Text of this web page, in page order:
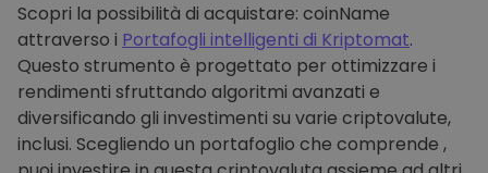
Scopri la possibilità di acquistare: coinName
attraverso i Portafogli intelligenti di Kriptomat.
Questo strumento è progettato per ottimizzare i
rendimenti sfruttando algoritmi avanzati e
diversificando gli investimenti su varie criptovalute,
inclusi. Scegliendo un portafoglio che comprende ,